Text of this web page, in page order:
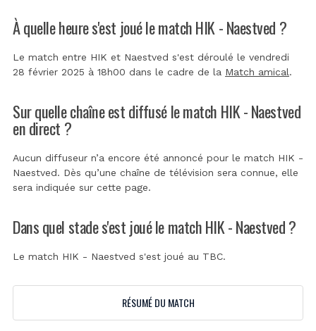
À quelle heure s'est joué le match HIK - Naestved ?
Le match entre HIK et Naestved s'est déroulé le vendredi
28 février 2025 à 18h00 dans le cadre de la Match amical.
Sur quelle chaîne est diffusé le match HIK - Naestved
en direct ?
Aucun diffuseur n’a encore été annoncé pour le match HIK -
Naestved. Dès qu’une chaîne de télévision sera connue, elle
sera indiquée sur cette page.
Dans quel stade s'est joué le match HIK - Naestved ?
Le match HIK - Naestved s'est joué au TBC.
RÉSUMÉ DU MATCH